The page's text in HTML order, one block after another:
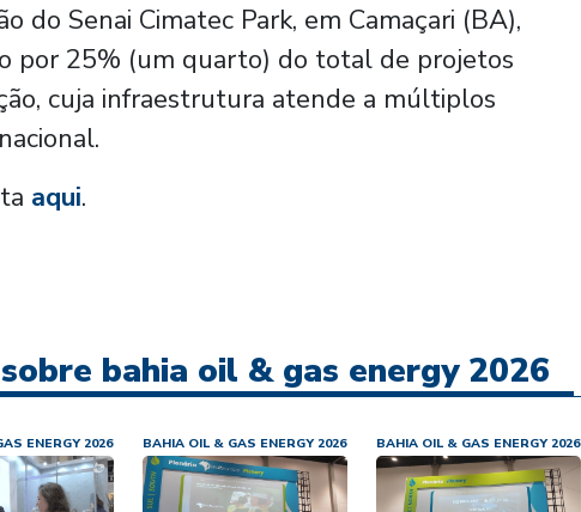
do Senai Cimatec Park, em Camaçari (BA),
por 25% (um quarto) do total de projetos
cuja infraestrutura atende a múltiplos
aqui.
bahia oil & gas energy 2026
ENERGY 2026 BAHIA OIL & GAS ENERGY 2026 BAHIA OIL & GAS ENERGY 2026